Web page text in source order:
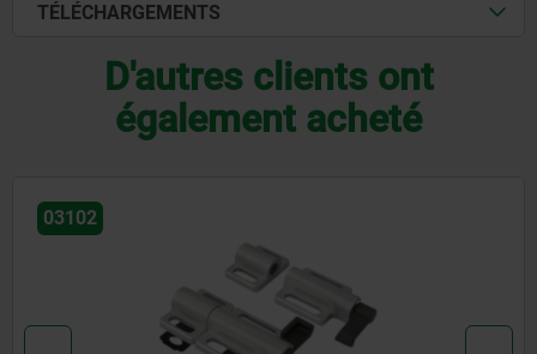
TÉLÉCHARGEMENTS
D'autres clients ont
également acheté